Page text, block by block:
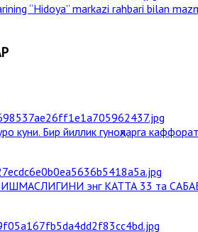
“Hidoya” markazi rahbari bilan
куни. Бир йиллик гуноҳларга
энг КАТТА 33 та